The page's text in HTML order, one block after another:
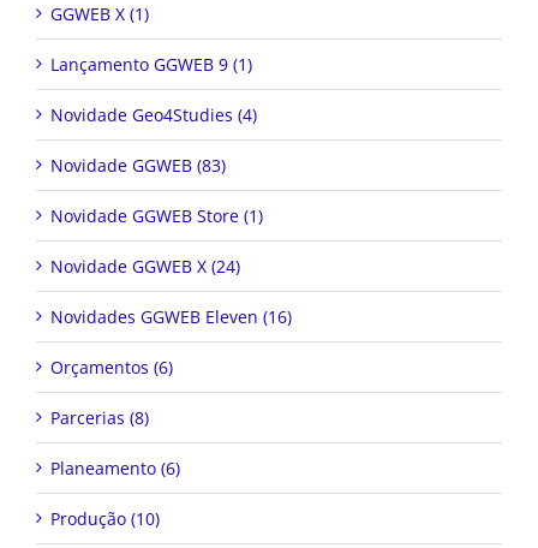
GGWEB X (1)
Lançamento GGWEB 9 (1)
Novidade Geo4Studies (4)
Novidade GGWEB (83)
Novidade GGWEB Store (1)
Novidade GGWEB X (24)
Novidades GGWEB Eleven (16)
Orçamentos (6)
Parcerias (8)
Planeamento (6)
Produção (10)